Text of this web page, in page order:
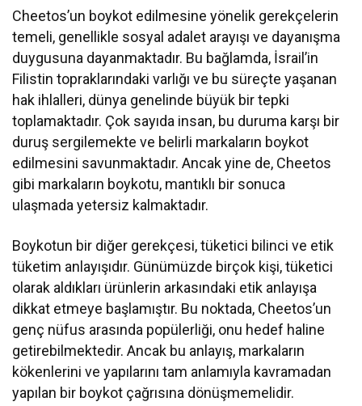
Cheetos’un boykot edilmesine yönelik gerekçelerin
temeli, genellikle sosyal adalet arayışı ve dayanışma
duygusuna dayanmaktadır. Bu bağlamda, İsrail’in
Filistin topraklarındaki varlığı ve bu süreçte yaşanan
hak ihlalleri, dünya genelinde büyük bir tepki
toplamaktadır. Çok sayıda insan, bu duruma karşı bir
duruş sergilemekte ve belirli markaların boykot
edilmesini savunmaktadır. Ancak yine de, Cheetos
gibi markaların boykotu, mantıklı bir sonuca
ulaşmada yetersiz kalmaktadır.
Boykotun bir diğer gerekçesi, tüketici bilinci ve etik
tüketim anlayışıdır. Günümüzde birçok kişi, tüketici
olarak aldıkları ürünlerin arkasındaki etik anlayışa
dikkat etmeye başlamıştır. Bu noktada, Cheetos’un
genç nüfus arasında popülerliği, onu hedef haline
getirebilmektedir. Ancak bu anlayış, markaların
kökenlerini ve yapılarını tam anlamıyla kavramadan
yapılan bir boykot çağrısına dönüşmemelidir.